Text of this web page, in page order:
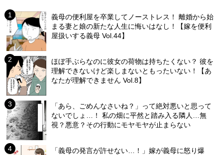
義母の便利屋を卒業してノーストレス！ 離婚から始
まる妻と娘の新たな人生に悔いはなし！【嫁を便利
屋扱いする義母 Vol.44】
ほぼ手ぶらなのに彼女の荷物は持ちたくない？ 彼を
理解できないけど楽しまないともったいない！【あ
なたが理解できません Vol.8】
「あら、ごめんなさいね？」って絶対悪いと思って
ないでしょ…！ 私の畑に平然と踏み入る隣人…無
視？悪意？その行動にモヤモヤが止まらない
「義母の発言が許せない…！」嫁が義母に怒り爆